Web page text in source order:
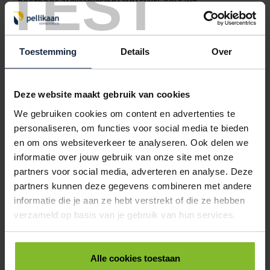
Toestemming Details Over
Deze website maakt gebruik van cookies
We gebruiken cookies om content en advertenties te
personaliseren, om functies voor social media te bieden
en om ons websiteverkeer te analyseren. Ook delen we
informatie over jouw gebruik van onze site met onze
partners voor social media, adverteren en analyse. Deze
partners kunnen deze gegevens combineren met andere
informatie die je aan ze hebt verstrekt of die ze hebben
verzameld op basis van je gebruik van hun services.
Alle cookies toestaan
POSTDOOS 310X220X050MM 3MM ENKEL GOLF WIT
< 100
100
500
€1,27
€1,13 €1,01 €0,92
6012530
€1,34
€1,23 €1,13 €1,07
6012535 €0,00
POSTDOOS 390X300X070MM 3MM ENKEL GOLF WIT
< 100
100 250
500
€1,60
€1,40 €1,27 €1,14